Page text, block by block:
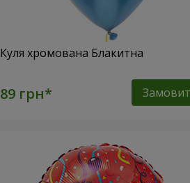
Куля хромована Блакитна